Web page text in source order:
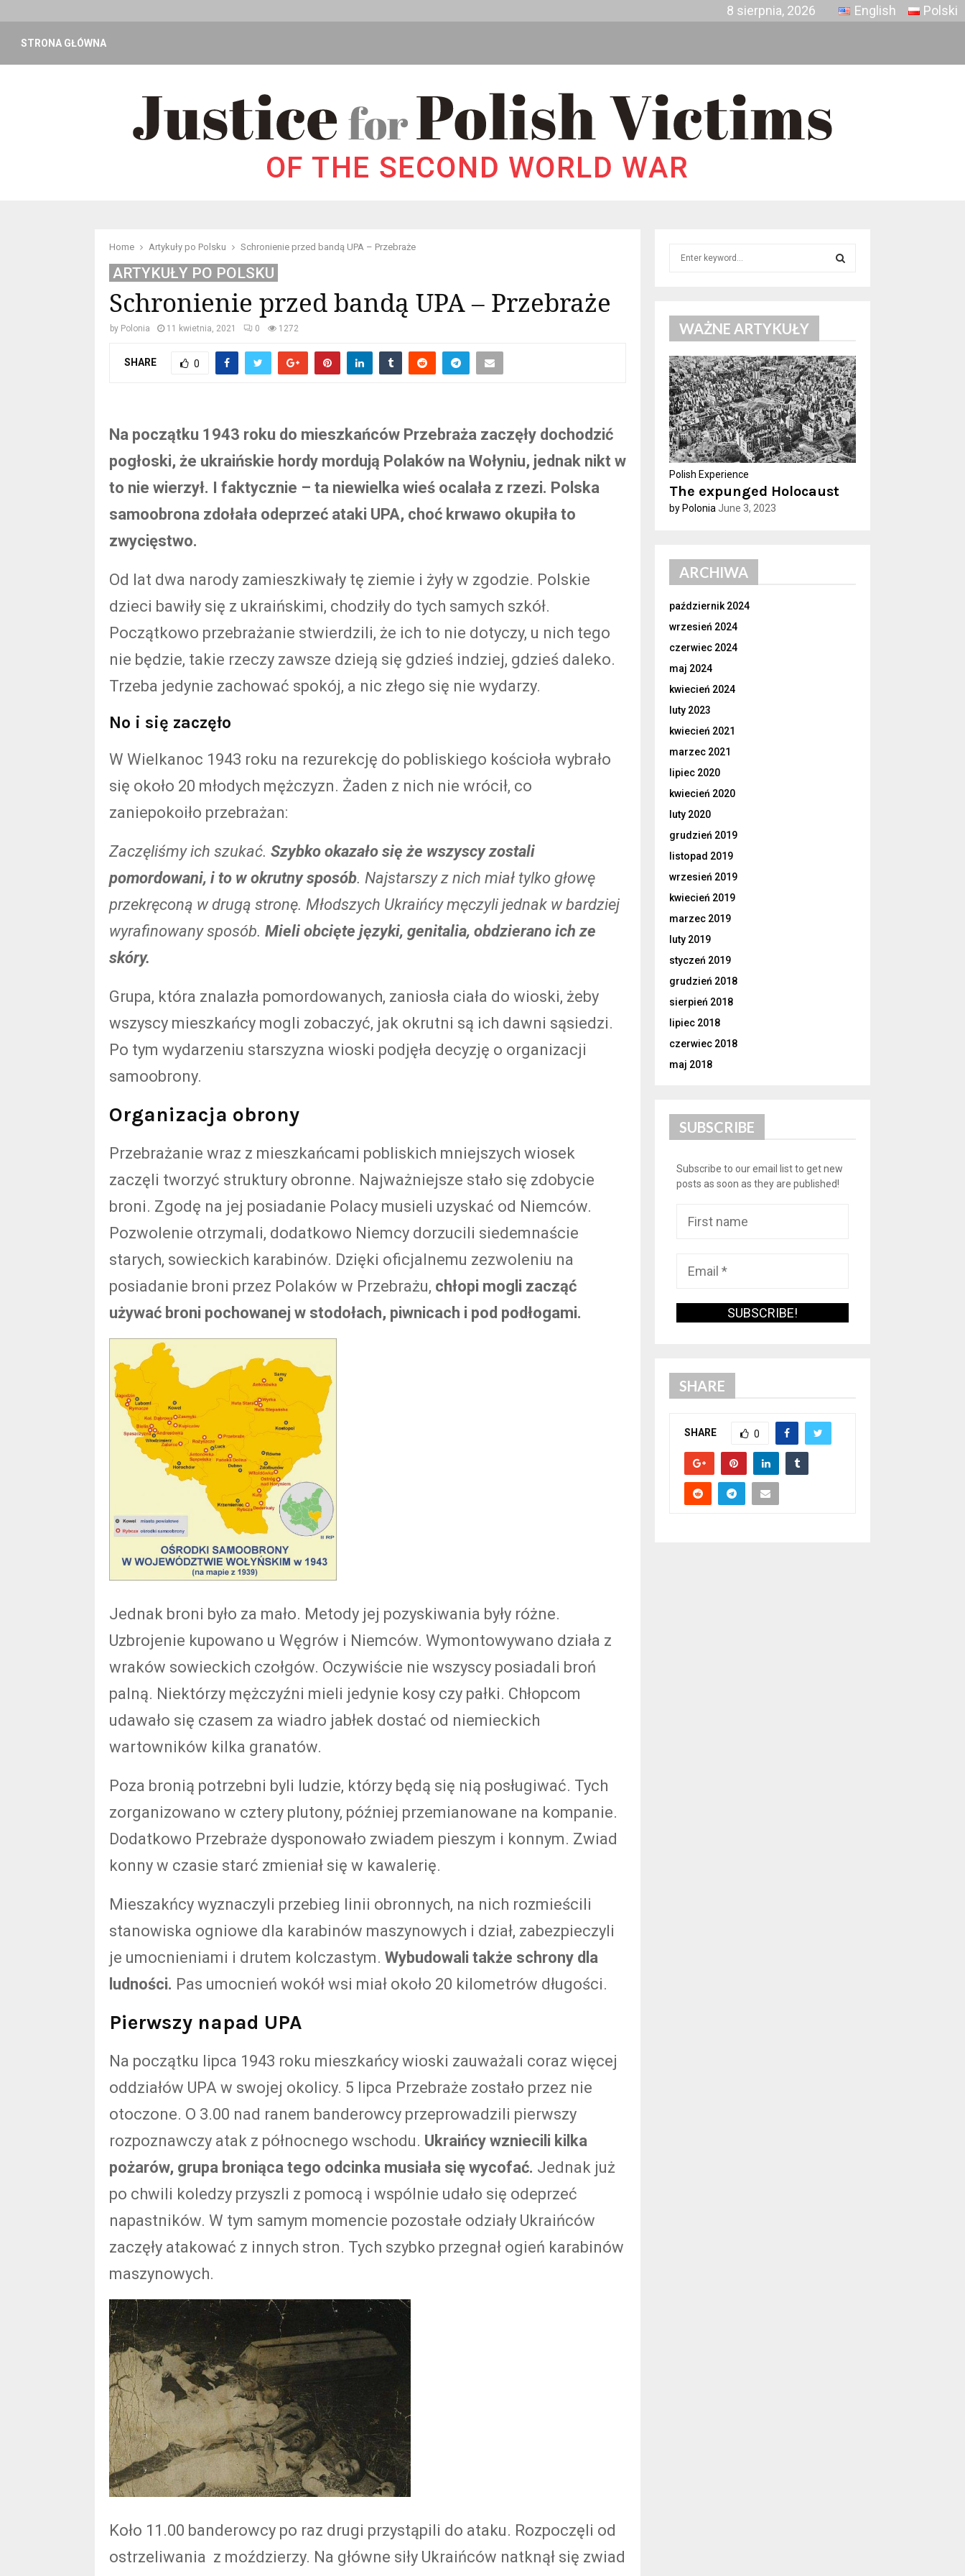
8 sierpnia, 2026 English Polski
STRONA GŁÓWNA
Home Artykuły po Polsku Schronienie przed bandą UPA – Przebraże
ARTYKUŁY PO POLSKU
Schronienie przed bandą UPA – Przebraże
by Polonia 11 kwietnia, 2021 0 1272
SHARE 0
Na początku 1943 roku do mieszkańców Przebraża zaczęły dochodzić
pogłoski, że ukraińskie hordy mordują Polaków na Wołyniu, jednak nikt w
to nie wierzył. I faktycznie – ta niewielka wieś ocalała z rzezi. Polska
samoobrona zdołała odeprzeć ataki UPA, choć krwawo okupiła to
zwycięstwo.
Od lat dwa narody zamieszkiwały tę ziemie i żyły w zgodzie. Polskie
dzieci bawiły się z ukraińskimi, chodziły do tych samych szkół.
Początkowo przebrażanie stwierdzili, że ich to nie dotyczy, u nich tego
nie będzie, takie rzeczy zawsze dzieją się gdzieś indziej, gdzieś daleko.
Trzeba jedynie zachować spokój, a nic złego się nie wydarzy.
No i się zaczęło
W Wielkanoc 1943 roku na rezurekcję do pobliskiego kościoła wybrało
się około 20 młodych mężczyzn. Żaden z nich nie wrócił, co
zaniepokoiło przebrażan:
Zaczęliśmy ich szukać. Szybko okazało się że wszyscy zostali
pomordowani, i to w okrutny sposób. Najstarszy z nich miał tylko głowę
przekręconą w drugą stronę. Młodszych Ukraińcy męczyli jednak w bardziej
wyrafinowany sposób. Mieli obcięte języki, genitalia, obdzierano ich ze
skóry.
Grupa, która znalazła pomordowanych, zaniosła ciała do wioski, żeby
wszyscy mieszkańcy mogli zobaczyć, jak okrutni są ich dawni sąsiedzi.
Po tym wydarzeniu starszyzna wioski podjęła decyzję o organizacji
samoobrony.
Organizacja obrony
Przebrażanie wraz z mieszkańcami pobliskich mniejszych wiosek
zaczęli tworzyć struktury obronne. Najważniejsze stało się zdobycie
broni. Zgodę na jej posiadanie Polacy musieli uzyskać od Niemców.
Pozwolenie otrzymali, dodatkowo Niemcy dorzucili siedemnaście
starych, sowieckich karabinów. Dzięki oficjalnemu zezwoleniu na
posiadanie broni przez Polaków w Przebrażu, chłopi mogli zacząć
używać broni pochowanej w stodołach, piwnicach i pod podłogami.
Jednak broni było za mało. Metody jej pozyskiwania były różne.
Uzbrojenie kupowano u Węgrów i Niemców. Wymontowywano działa z
wraków sowieckich czołgów. Oczywiście nie wszyscy posiadali broń
palną. Niektórzy mężczyźni mieli jedynie kosy czy pałki. Chłopcom
udawało się czasem za wiadro jabłek dostać od niemieckich
wartowników kilka granatów.
Poza bronią potrzebni byli ludzie, którzy będą się nią posługiwać. Tych
zorganizowano w cztery plutony, później przemianowane na kompanie.
Dodatkowo Przebraże dysponowało zwiadem pieszym i konnym. Zwiad
konny w czasie starć zmieniał się w kawalerię.
Mieszakńcy wyznaczyli przebieg linii obronnych, na nich rozmieścili
stanowiska ogniowe dla karabinów maszynowych i dział, zabezpieczyli
je umocnieniami i drutem kolczastym. Wybudowali także schrony dla
ludności. Pas umocnień wokół wsi miał około 20 kilometrów długości.
Pierwszy napad UPA
Na początku lipca 1943 roku mieszkańcy wioski zauważali coraz więcej
oddziałów UPA w swojej okolicy. 5 lipca Przebraże zostało przez nie
otoczone. O 3.00 nad ranem banderowcy przeprowadzili pierwszy
rozpoznawczy atak z północnego wschodu. Ukraińcy wzniecili kilka
pożarów, grupa broniąca tego odcinka musiała się wycofać. Jednak już
po chwili koledzy przyszli z pomocą i wspólnie udało się odeprzeć
napastników. W tym samym momencie pozostałe odziały Ukraińców
zaczęły atakować z innych stron. Tych szybko przegnał ogień karabinów
maszynowych.
Koło 11.00 banderowcy po raz drugi przystąpili do ataku. Rozpoczęli od
ostrzeliwania z moździerzy. Na główne siły Ukraińców natknął się zwiad
f
o
r
:
R
C
H
WAŻNE ARTYKUŁY
Polish Experience
The expunged Holocaust
by PoloniaJune 3, 2023
ARCHIWA
październik 2024
wrzesień 2024
czerwiec 2024
maj 2024
kwiecień 2024
luty 2023
kwiecień 2021
marzec 2021
lipiec 2020
kwiecień 2020
luty 2020
grudzień 2019
listopad 2019
wrzesień 2019
kwiecień 2019
marzec 2019
luty 2019
styczeń 2019
grudzień 2018
sierpień 2018
lipiec 2018
czerwiec 2018
maj 2018
SUBSCRIBE
Subscribe to our email list to get new
posts as soon as they are published!
SHARE
SHARE 0